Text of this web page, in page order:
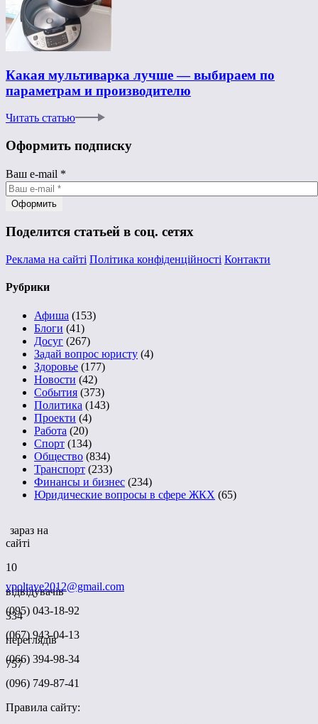
Какая мультиварка лучше — выбираем по
параметрам и производителю
Читать статью
Оформить подписку
Ваш e-mail *
Поделится статьей в соц. сетях
Реклама на сайті Політика конфіденційності Контакти
Рубрики
Афиша (153)
Блоги (41)
Досуг (267)
Задай вопрос юристу (4)
Здоровье (177)
Новости (42)
События (373)
Политика (143)
Проекти (4)
Работа (20)
Спорт (134)
Общество (834)
Транспорт (233)
Финансы и бизнес (234)
Юридические вопросы в сфере ЖКХ (65)
зараз на
сайті
10
відвідувачів
334
переглядів
757
vpoltave2012@gmail.com
(095) 043-18-92
(067) 943-04-13
(066) 394-98-34
(096) 749-87-41
Правила сайту: